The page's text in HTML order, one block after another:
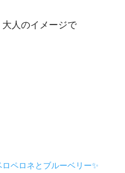
人のイメージで
ロペロネとブルーベリー✨